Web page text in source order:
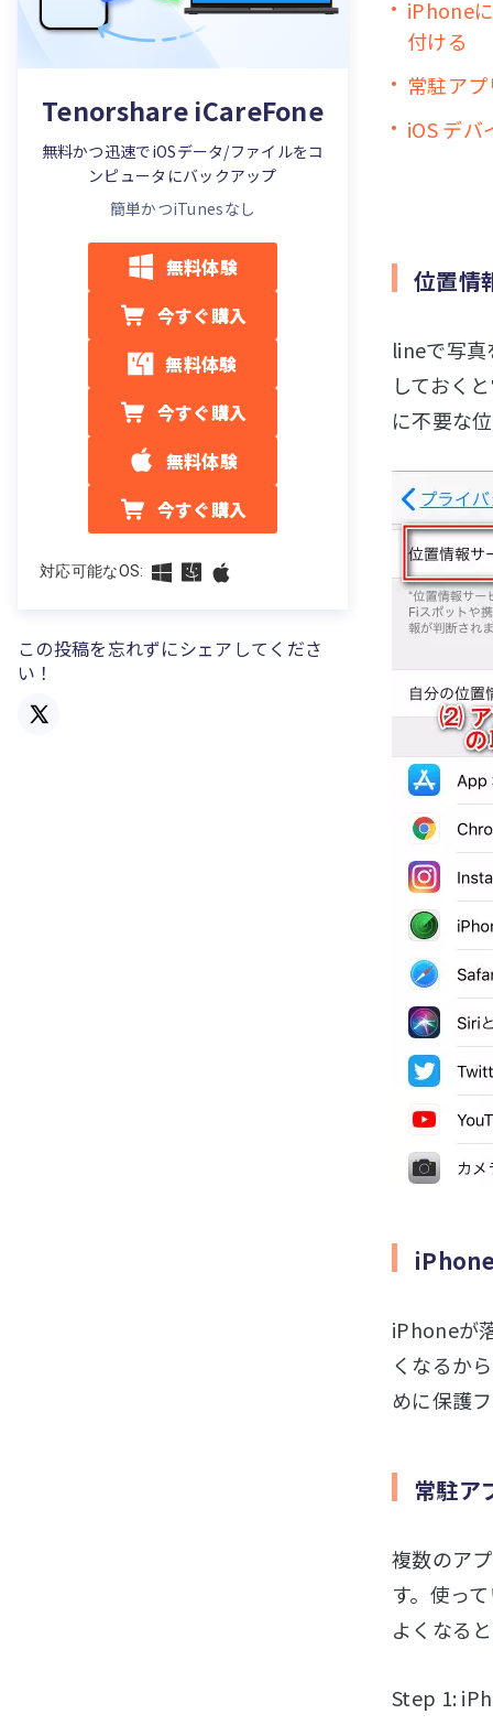
Tenorshare iCareFone
無料かつ迅速でiOSデータ/ファイルをコ
ンピュータにバックアップ
簡単かつiTunesなし
無料体験
今すぐ購入
無料体験
今すぐ購入
無料体験
今すぐ購入
対応可能なOS:
この投稿を忘れずにシェアしてくださ
い！
iPhone
付ける
常駐ア
iOS デバ
位置情
lineで写真
しておく
に不要な
iPhoneが
くなるか
めに保護
常駐ア
複数のア
す。使っ
よくなる
Step 1: